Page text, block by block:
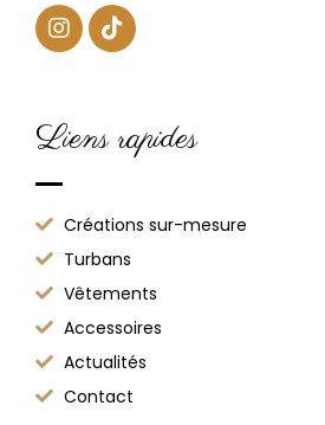
Liens rapides
Créations sur-mesure
Turbans
Vêtements
Accessoires
Actualités
Contact